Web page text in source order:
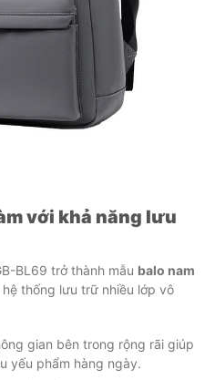
với khả năng lưu
BL69 trở thành mẫu balo nam
thống lưu trữ nhiều lớp vô
gian bên trong rộng rãi giúp
yếu phẩm hàng ngày.